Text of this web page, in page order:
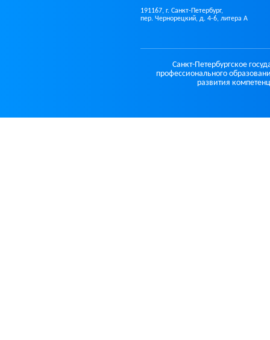
191167, г. Санкт-Петербург,
пер. Чернорецкий, д. 4-6, литера А
Санкт-Петербургское
профессионального
развития